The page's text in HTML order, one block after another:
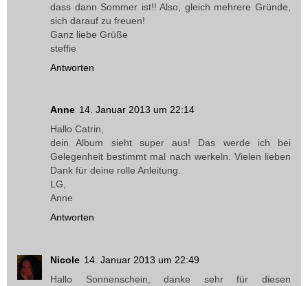
dass dann Sommer ist!! Also, gleich mehrere Gründe,
sich darauf zu freuen!
Ganz liebe Grüße
steffie
Antworten
Anne 14. Januar 2013 um 22:14
Hallo Catrin,
dein Album sieht super aus! Das werde ich bei
Gelegenheit bestimmt mal nach werkeln. Vielen lieben
Dank für deine rolle Anleitung.
LG,
Anne
Antworten
Nicole 14. Januar 2013 um 22:49
Hallo Sonnenschein, danke sehr für diesen